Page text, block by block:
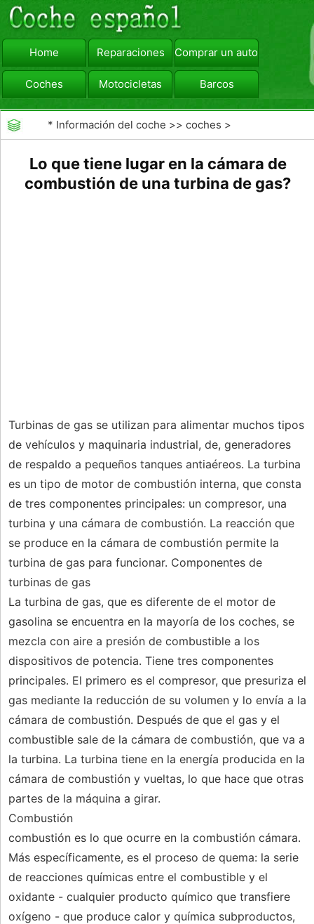
Home Reparaciones Comprar un automóvil
Coches Motocicletas Barcos
viajar Camiones
* Información del coche >>coches >
Lo que tiene lugar en la cámara de
combustión de una turbina de gas?
Turbinas de gas se utilizan para alimentar muchos tipos
de vehículos y maquinaria industrial, de, generadores
de respaldo a pequeños tanques antiaéreos. La turbina
es un tipo de motor de combustión interna, que consta
de tres componentes principales: un compresor, una
turbina y una cámara de combustión. La reacción que
se produce en la cámara de combustión permite la
turbina de gas para funcionar. Componentes de
turbinas de gas
La turbina de gas, que es diferente de el motor de
gasolina se encuentra en la mayoría de los coches, se
mezcla con aire a presión de combustible a los
dispositivos de potencia. Tiene tres componentes
principales. El primero es el compresor, que presuriza el
gas mediante la reducción de su volumen y lo envía a la
cámara de combustión. Después de que el gas y el
combustible sale de la cámara de combustión, que va a
la turbina. La turbina tiene en la energía producida en la
cámara de combustión y vueltas, lo que hace que otras
partes de la máquina a girar.
Combustión
combustión es lo que ocurre en la combustión cámara.
Más específicamente, es el proceso de quema: la serie
de reacciones químicas entre el combustible y el
oxidante - cualquier producto químico que transfiere
oxígeno - que produce calor y química subproductos,